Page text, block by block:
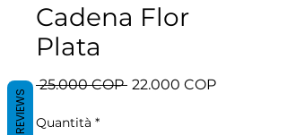
Cadena Flor
Plata
25.000 COP Prezzo
22.000 COPPrezzo
Quantità *
REVIEWS